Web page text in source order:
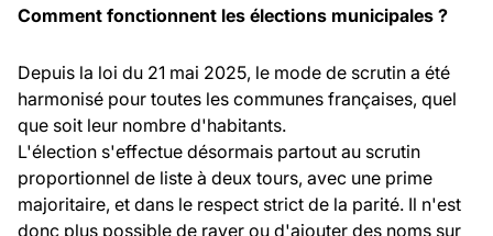
Comment fonctionnent les élections municipales ?
Depuis la loi du 21 mai 2025, le mode de scrutin a été
harmonisé pour toutes les communes françaises, quel
que soit leur nombre d'habitants.
L'élection s'effectue désormais partout au scrutin
proportionnel de liste à deux tours, avec une prime
majoritaire, et dans le respect strict de la parité. Il n'est
donc plus possible de rayer ou d'ajouter des noms sur